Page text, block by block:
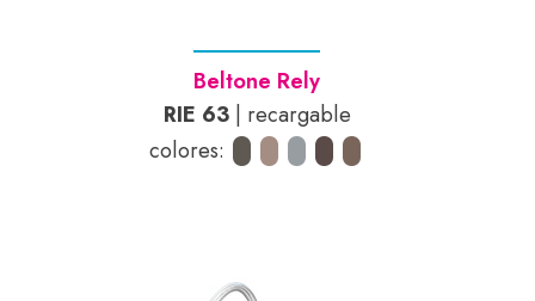
Beltone Rely
RIE 63| recargable
colores: